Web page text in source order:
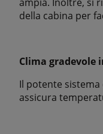
della cabina per
Clima gradevole
Il potente
assicura